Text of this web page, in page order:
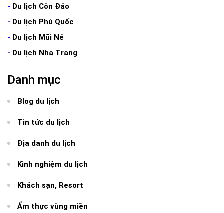
Danh mục
Blog du lịch
Tin tức du lịch
Địa danh du lịch
Kinh nghiệm du lịch
Khách sạn, Resort
Ẩm thực vùng miền
- Du lịch Côn Đảo
- Du lịch Phú Quốc
- Du lịch Mũi Né
- Du lịch Nha Trang